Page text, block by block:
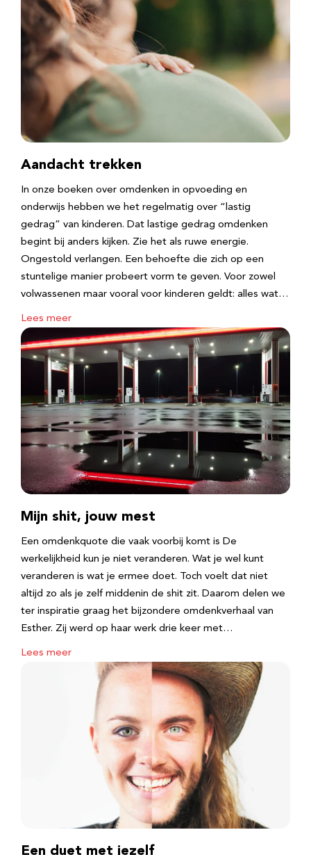
Aandacht trekken
In onze boeken over omdenken in opvoeding en
onderwijs hebben we het regelmatig over “lastig
gedrag” van kinderen. Dat lastige gedrag omdenken
begint bij anders kijken. Zie het als ruwe energie.
Ongestold verlangen. Een behoefte die zich op een
stuntelige manier probeert vorm te geven. Voor zowel
volwassenen maar vooral voor kinderen geldt: alles wat…
Lees meer
Mijn shit, jouw mest
Een omdenkquote die vaak voorbij komt is De
werkelijkheid kun je niet veranderen. Wat je wel kunt
veranderen is wat je ermee doet. Toch voelt dat niet
altijd zo als je zelf middenin de shit zit. Daarom delen we
ter inspiratie graag het bijzondere omdenkverhaal van
Esther. Zij werd op haar werk drie keer met…
Lees meer
Een duet met jezelf